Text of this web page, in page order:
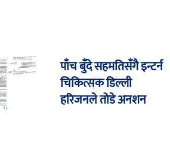
पाँच बुँदे सहमतिसँगै इन्टर्न
चिकित्सक डिल्ली
हरिजनले तोडे अनशन